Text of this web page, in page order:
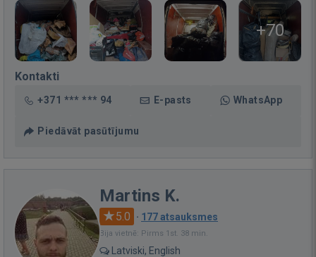
+70
Kontakti
+371 *** *** 94 E-pasts WhatsApp
Piedāvāt pasūtījumu
Martins K.
5.0 · 177 atsauksmes
Bija vietnē: Pirms 1st. 38 min.
Latviski, English